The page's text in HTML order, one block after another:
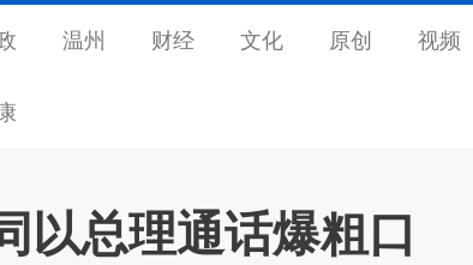
温州 财经 文化 原创 视频
以总理通话爆粗口